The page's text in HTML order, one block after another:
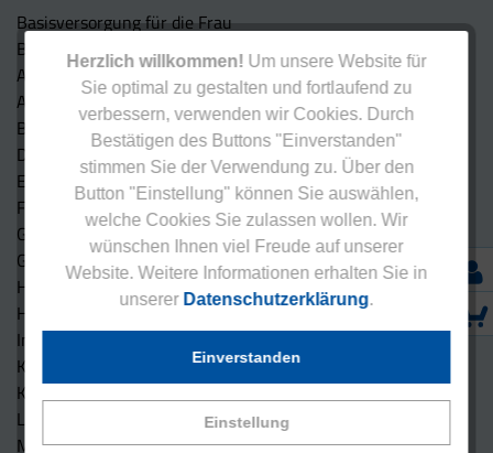
Herzlich willkommen! Um unsere Website für
Sie optimal zu gestalten und fortlaufend zu
verbessern, verwenden wir Cookies. Durch
Bestätigen des Buttons "Einverstanden"
stimmen Sie der Verwendung zu. Über den
Button "Einstellung" können Sie auswählen,
welche Cookies Sie zulassen wollen. Wir
wünschen Ihnen viel Freude auf unserer
Website. Weitere Informationen erhalten Sie in
unserer Datenschutzerklärung.
Einstellung
Einverstanden
Basisversorgung für die Frau
Basisversorgung für den Mann
Anti-Aging/Oxidativer Stress – Antioxidantien
Augen
Blutdruck
Darm
Energiestoffwechsel
Fettstoffwechsel (Triglyceride, Cholesterin)
Gehirn/Gedächtnis/Nerven
Gelenke/Sehnen/Knochen
Haut, Haare und Nägel
Herz/Gefäße
Immunsystem
Kinderwunsch
Kohlenhydratstoffwechsel
Leber
Müdigkeit (Fatigue)